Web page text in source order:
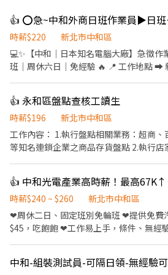
👍 ⭕
時薪$220
新北市中和區
💻✨【中和｜日本知名電腦大廠】急徵作
班｜周休六日｜免經驗 🔥 📍 工作地點 ➡️ 新北市中和區員山路 （近
～17:10 📅 休假：周休二日（六日休） 🔧 工作內容 ✅ 筆記型電腦零
件組裝 ✅ 鎖螺絲、包裝、簡易維修 ✅ 冷氣房作業環
✔️ 免經驗、高錄取率 ✔️ 可日領周領 ✔️ 線
（餐券50元） ✔️ 機車停車位 ✔️ 空班時間
結】➜ https://lin.ee/16HRBbf ✏️【電洽
👍 永和區盤點查核工讀生
時薪$196
新北市中和區
工作內容： 1.執行盤點相關業務：超商
等知名連鎖企業之商品存貨盤點 2.執行
需自備交通工具前往 4.無經驗可 工作特
歡樂於接受每天與不同的環境的你，歡迎
時薪$240 ~ $260
新北市中和區
❤周休二日、固定班別免輪班 ❤提供免費
$45，吃飽飽 ❤工作易上手，條件、無經驗也可 上班地點 :
試 【上班時間】： 時薪制：➢早班 07:00-19:00；11:30-
中和-組裝測試員-可隔日領-無經驗可